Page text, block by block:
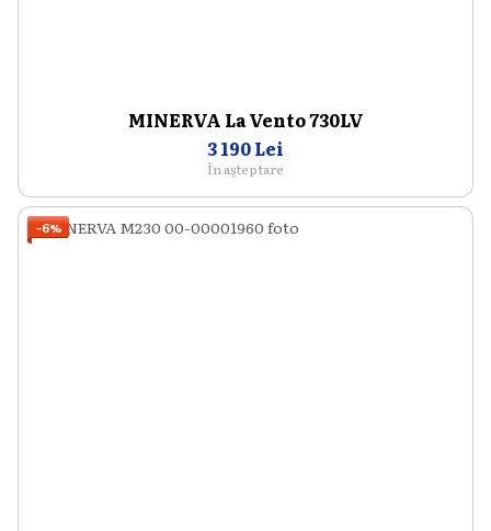
MINERVA La Vento 730LV
3 190 Lei
În așteptare
−6%